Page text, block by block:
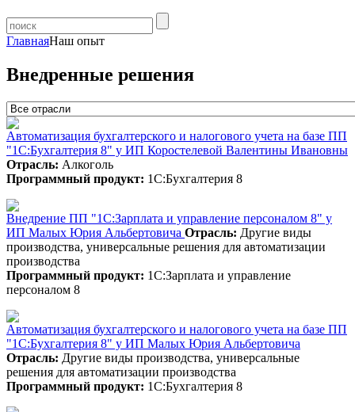
ГлавнаяНаш опыт
Внедренные решения
Автоматизация бухгалтерского и налогового учета на базе ПП
"1С:Бухгалтерия 8" у ИП Коростелевой Валентины Ивановны
Отрасль: Алкоголь
Программный продукт: 1С:Бухгалтерия 8
Внедрение ПП "1С:Зарплата и управление персоналом 8" у
ИП Малых Юрия Альбертовича Отрасль: Другие виды
производства, универсальные решения для автоматизации
производства
Программный продукт: 1С:Зарплата и управление
персоналом 8
Автоматизация бухгалтерского и налогового учета на базе ПП
"1С:Бухгалтерия 8" у ИП Малых Юрия Альбертовича
Отрасль: Другие виды производства, универсальные
решения для автоматизации производства
Программный продукт: 1С:Бухгалтерия 8